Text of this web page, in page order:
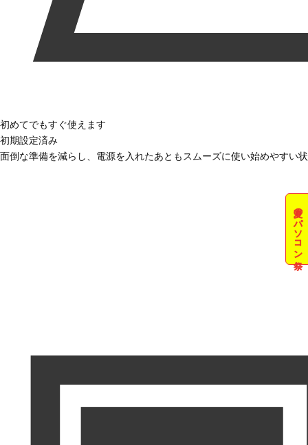
夏のパソコン祭
初めてでもすぐ使えます
初期設定済み
面倒な準備を減らし、電源を入れたあともスムーズに使い始めやすい